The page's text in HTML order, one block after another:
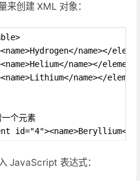
来创建 XML 对象：
name></
name></
name></
个元素
id="4"><name>Beryllium</
JavaScript 表达式：